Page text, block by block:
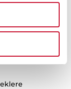
ve